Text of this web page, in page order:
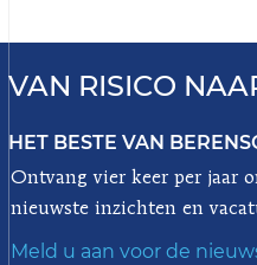
VAN RISICO
HET BESTE VAN
Ontvang vier keer per jaar
nieuwste inzichten en
Meld u aan voor de